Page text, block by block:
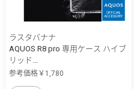
ラスタバナナ
AQUOS R8 pro 専用ケース ハイブ
リッド...
参考価格￥1,780